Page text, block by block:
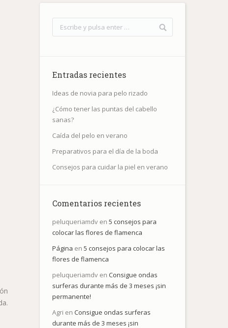
Entradas recientes
Ideas de novia para pelo rizado
¿Cómo tener las puntas del cabello
sanas?
Caída del pelo en verano
Preparativos para el día de la boda
Consejos para cuidar la piel en verano
Comentarios recientes
peluqueriamdv en5 consejos para
colocar las flores de flamenca
Página en5 consejos para colocar las
flores de flamenca
peluqueriamdv enConsigue ondas
surferas durante más de 3 meses ¡sin
permanente!
Agri enConsigue ondas surferas
durante más de 3 meses ¡sin